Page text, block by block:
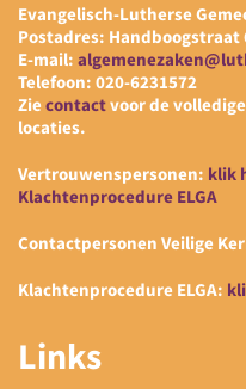
Evangelisch-Lutherse
Postadres: Handboogstraat
E-mail:
Telefoon: 020-6231572
Ziecontactvoor de
locaties.
Vertrouwenspersonen: klik
Klachtenprocedure ELGA
Contactpersonen Veilige
Klachtenprocedure ELGA:
Links